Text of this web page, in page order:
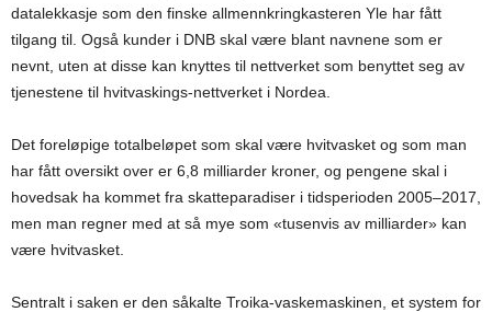
datalekkasje som den finske allmennkringkasteren Yle har fått
tilgang til. Også kunder i DNB skal være blant navnene som er
nevnt, uten at disse kan knyttes til nettverket som benyttet seg av
tjenestene til hvitvaskings-nettverket i Nordea.
Det foreløpige totalbeløpet som skal være hvitvasket og som man
har fått oversikt over er 6,8 milliarder kroner, og pengene skal i
hovedsak ha kommet fra skatteparadiser i tidsperioden 2005–2017,
men man regner med at så mye som «tusenvis av milliarder» kan
være hvitvasket.
Sentralt i saken er den såkalte Troika-vaskemaskinen, et system for